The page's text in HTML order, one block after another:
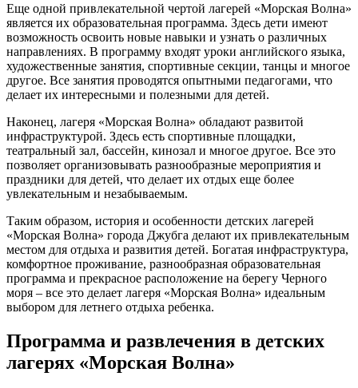
Еще одной привлекательной чертой лагерей «Морская Волна»
является их образовательная программа. Здесь дети имеют
возможность освоить новые навыки и узнать о различных
направлениях. В программу входят уроки английского языка,
художественные занятия, спортивные секции, танцы и многое
другое. Все занятия проводятся опытными педагогами, что
делает их интересными и полезными для детей.
Наконец, лагеря «Морская Волна» обладают развитой
инфраструктурой. Здесь есть спортивные площадки,
театральный зал, бассейн, кинозал и многое другое. Все это
позволяет организовывать разнообразные мероприятия и
праздники для детей, что делает их отдых еще более
увлекательным и незабываемым.
Таким образом, история и особенности детских лагерей
«Морская Волна» города Джубга делают их привлекательным
местом для отдыха и развития детей. Богатая инфраструктура,
комфортное проживание, разнообразная образовательная
программа и прекрасное расположение на берегу Черного
моря – все это делает лагеря «Морская Волна» идеальным
выбором для летнего отдыха ребенка.
Программа и развлечения в детских
лагерях «Морская Волна»